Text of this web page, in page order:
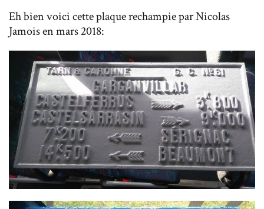
Eh bien voici cette plaque rechampie par Nicolas
Jamois en mars 2018: